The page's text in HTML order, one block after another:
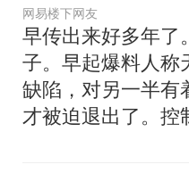
网易楼下网友
早传出来好多年了
子。早起爆料人称
缺陷，对另一半有
才被迫退出了。控